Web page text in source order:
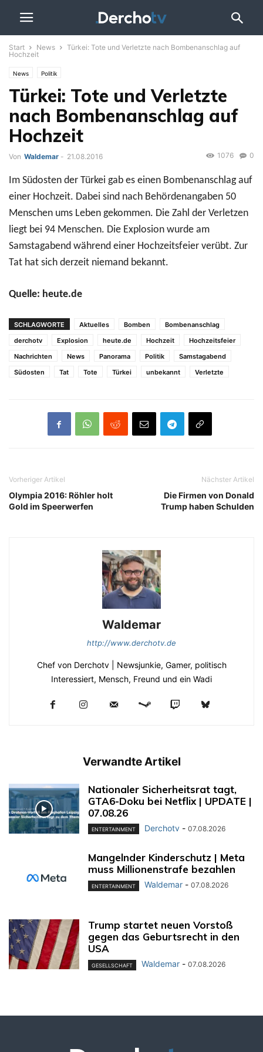
Start News
Türkei: Tote und Verletzte nach Bombenanschlag auf
Hochzeit
News Politik
Türkei: Tote und Verletzte
nach Bombenanschlag auf
Hochzeit
Von Waldemar - 21.08.2016 0
1076
Im Südosten der Türkei gab es einen Bombenanschlag auf
einer Hochzeit. Dabei sind nach Behördenangaben 50
Menschen ums Leben gekommen. Die Zahl der Verletzen
liegt bei 94 Menschen. Die Explosion wurde am
Samstagabend während einer Hochzeitsfeier verübt. Zur
Tat hat sich derzeit niemand bekannt.
Quelle: heute.de
SCHLAGWORTE Aktuelles Bomben
Bombenanschlag
derchotv
Explosion heute.de Hochzeit
Hochzeitsfeier
Nachrichten
News Panorama Politik
Samstagabend
Südosten
Tat Tote Türkei unbekannt Verletzte
Vorheriger Artikel
Olympia 2016: Röhler holt
Gold im Speerwerfen
Nächster Artikel
Die Firmen von Donald
Trump haben Schulden
Waldemar
http://www.derchotv.de
Chef von Derchotv | Newsjunkie, Gamer, politisch
Interessiert, Mensch, Freund und ein Wadi
Verwandte Artikel
Nationaler Sicherheitsrat tagt,
GTA6-Doku bei Netflix | UPDATE |
07.08.26
ENTERTAINMENT Derchotv - 07.08.2026
Mangelnder Kinderschutz | Meta
muss Millionenstrafe bezahlen
ENTERTAINMENT Waldemar - 07.08.2026
Trump startet neuen Vorstoß
gegen das Geburtsrecht in den
USA
GESELLSCHAFT Waldemar - 07.08.2026